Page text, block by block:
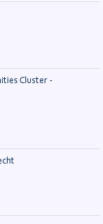
Cluster -